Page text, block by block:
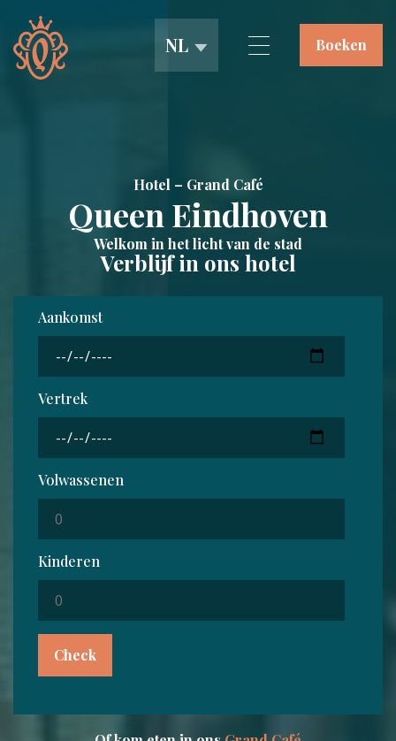
Menukaart
Werken bij
Contact
NL Boeken
Hotel – Grand Café
Queen Eindhoven
Welkom in het licht van de stad
Verblijf in ons hotel
Aankomst
Vertrek
Volwassenen
Kinderen
Check